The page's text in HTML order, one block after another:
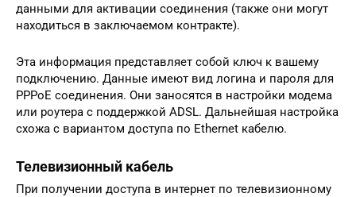
данными для активации соединения (также они могут
находиться в заключаемом контракте).
Эта информация представляет собой ключ к вашему
подключению. Данные имеют вид логина и пароля для
PPPoE соединения. Они заносятся в настройки модема
или роутера с поддержкой ADSL. Дальнейшая настройка
схожа с вариантом доступа по Ethernet кабелю.
Телевизионный кабель
При получении доступа в интернет по телевизионному